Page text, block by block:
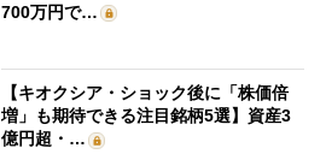
700万円で…
【キオクシア・ショック後に「株価倍
増」も期待できる注目銘柄5選】資産3
億円超・…